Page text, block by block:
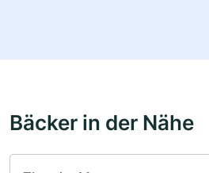
Bäcker in der Nähe